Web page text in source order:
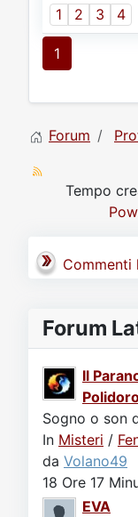
1
2 3 4
1
Forum
Tempo
Forum
Il
Sogno o son
In Misteri /
da Volano49
18 Ore 17
EVA